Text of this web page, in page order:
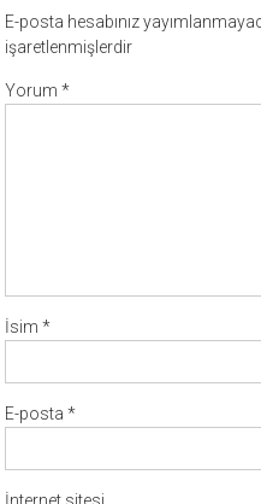
E-posta hesabınız
işaretlenmişlerdir
Yorum*
İsim*
E-posta*
İnternet sitesi